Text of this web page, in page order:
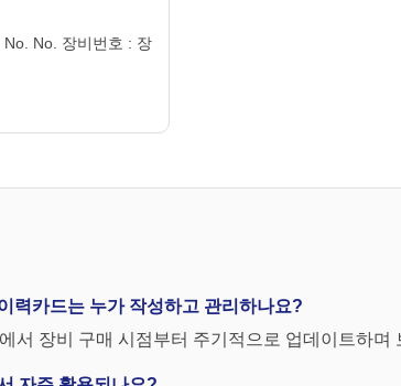
No. 장비번호 : 장
력카드는 누가 작성하고 관리하나요?
서 장비 구매 시점부터 주기적으로 업데이트하며